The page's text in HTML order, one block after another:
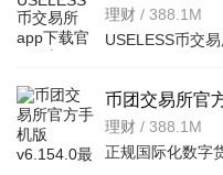
版v6.167.0官方
理财 / 388.1M
币团交易所官
理财 / 388.1M